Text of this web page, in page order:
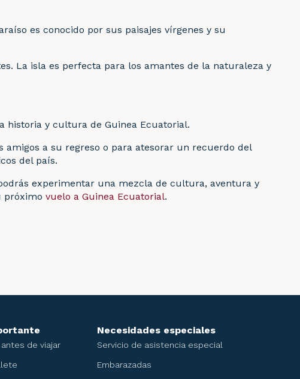
es conocido por sus paisajes vírgenes y su
La isla es perfecta para los amantes de la naturaleza y
historia y cultura de Guinea Ecuatorial.
a su regreso o para atesorar un recuerdo del
del país.
experimentar una mezcla de cultura, aventura y
próximo vuelo a Guinea Ecuatorial.
de viajar
Necesidades especiales
Servicio de asistencia especial
Embarazadas